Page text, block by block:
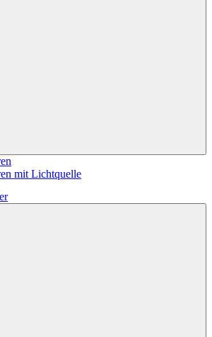
mit Lichtquelle